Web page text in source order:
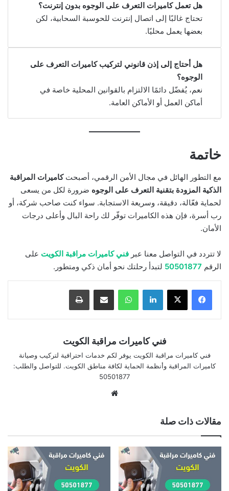
هل تعمل كاميرات التعرف على الوجوه بدون إنترنت؟
تحتاج غالبًا إلى اتصال إنترنت للحوسبة السحابية، لكن
بعضها يعمل محليًا.
هل أحتاج إلى إذن قانوني لتركيب كاميرات التعرف على
الوجوه؟
نعم، يُفضّل دائمًا الالتزام بالقوانين المحلية خاصة في
أماكن العمل أو الأماكن العامة.
خاتمة
مع التطور الهائل في مجال الأمن الرقمي، أصبحتكاميرات المراقبة
الذكية المزودة بتقنية التعرف على الوجوه ضرورة لكل من يسعى
لحماية فعّالة، دقيقة، وسريعة الاستجابة. سواء كنت صاحب شركة، أو
رب أسرة، فإن هذه الكاميرات توفّر لك راحة البال وأعلى درجات
الأمان.
لا تتردد في التواصل معنا عبر فني كاميرات مراقبة الكويت على
الرقم 50501877 لتبدأ رحلتك نحو أمان ذكي ومتطور.
لينكدإن واتساب مشاركة بالبريد الإلكترونيطباعة
فني كاميرات مراقبة الكويت
فني كاميرات مراقبة الكويت يوفر لكم خدمات احترافية لتركيب وصيانة
كاميرات المراقبة وأنظمة الحماية لكافة مناطق الكويت. للتواصل والطلب:
50501877
مقالات ذات صلة